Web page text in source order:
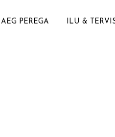
AEG PEREGA ILU &